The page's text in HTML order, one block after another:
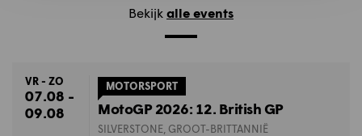
Bekijk alle events
VR - ZO
07.08 -
09.08
MOTORSPORT
MotoGP 2026: 12. British GP
SILVERSTONE, GROOT-BRITTANNIË